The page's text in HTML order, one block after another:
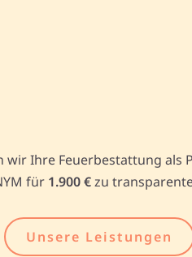
Ihre Feuerbestattung als
für 1.900 €zu
Unsere Leistungen